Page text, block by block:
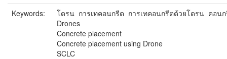
Keywords:
โดรน การเทคอนกรีต การเทคอนกรีตด้วยโดรน คอนก
Drones
Concrete placement
Concrete placement using Drone
SCLC